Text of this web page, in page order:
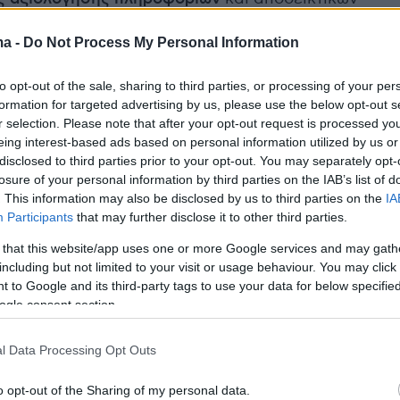
- Do Not Process My Personal Information
opt-out of the sale, sharing to third parties, or processing of your
for targeted advertising by us, please use the below opt-out
selection. Please note that after your opt-out request is processed
interest-based ads based on personal information utilized by us
to third parties prior to your opt-out. You may separately
of your personal information by third parties on the IAB’s list of
This information may also be disclosed by us to third parties on the
Participants that may further disclose it to other third parties.
that this website/app uses one or more Google services and may
but not limited to your visit or usage behaviour. You may
to Google and its third-party tags to use your data for below
consent section.
Data Processing Opt Outs
opt-out of the Sharing of my personal data.
τις επόμενες ώρες.
γονέας της 16χρονης για την παραμέληση
της.
οδηγήθηκαν στον κ. Εισαγγελέα Πρωτοδικών
περνάμε καλά, λέει ο στιχουρχός Ανδρέας
το επεισόδιο με τη Φαίη Ζαφειράκου στην
φωτιά και έσπαγαν καταστήματα για